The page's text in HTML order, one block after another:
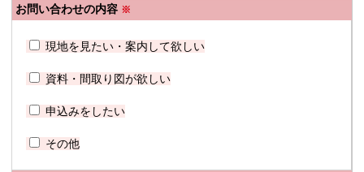
お問い合わせの内容 ※
現地を見たい・案内して欲しい
資料・間取り図が欲しい
申込みをしたい
その他